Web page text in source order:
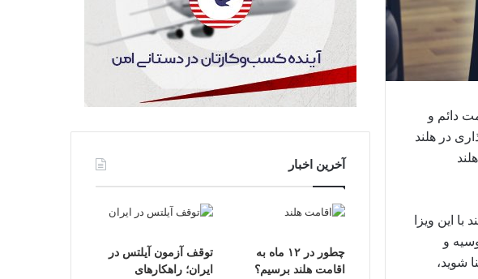
دائم و
در هلند
این ویزا
و
شوید،
آخرین اخبار
چطور در ۱۲ ماه به
اقامت هلند برسیم؟
توقف آزمون آیلتس در
ایران؛ راهکارهای